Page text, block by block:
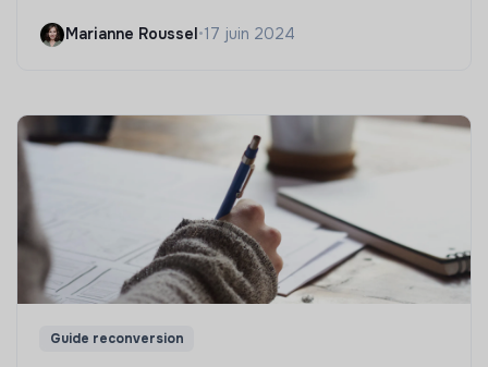
Marianne Roussel •17 juin 2024
Guide reconversion